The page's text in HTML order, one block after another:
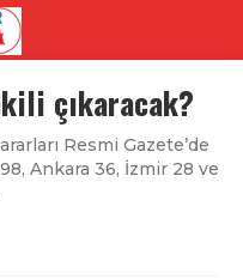
çıkaracak?
Resmi Gazete’de
Ankara 36, İzmir 28 ve